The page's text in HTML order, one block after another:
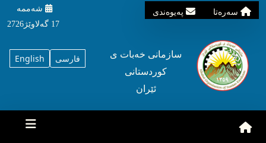
سه‌ره‌تا په‌یوه‌ندی
شه‌ممه‌
17 گه‌لاوێژ2726
English فارسی
سازمانی خه‌بات ی
کوردستانی
ئێران